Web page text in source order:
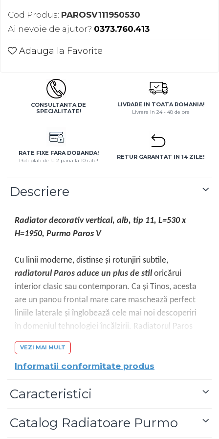
Cod Produs: PAROSV111950530
Ai nevoie de ajutor? 0373.760.413
Adauga la Favorite
CONSULTANTA DE
SPECIALITATE!
LIVRARE IN TOATA ROMANIA!
Livrare in 24 - 48 de ore
RATE FIXE FARA DOBANDA!
Poti plati de la 2 pana la 10 rate!
RETUR GARANTAT IN 14 ZILE!
Descriere
Radiator decorativ vertical, alb, tip 11, L=530 x
H=1950, Purmo Paros V
Cu linii moderne, distinse şi rotunjiri subtile,
radiatorul Paros aduce un plus de stil oricărui
interior clasic sau contemporan. Ca şi Tinos, acesta
are un panou frontal mare care maschează perfect
liniile laterale şi înglobează cele mai noi descoperiri
în domeniul tehnologiei încălzirii. Radiatorul Paros
afişează evident o eleganţă
sale rotunde. Întrucât ambele game de modele
radiază o căldură plăcută, cu certitudine vă veţi simţi
modelul ales.
Radiatoarele Paros V sunt disponibile in peste 200
culori RAL, plus o gamă exclusivă de
VEZI MAI MULT
Informatii conformitate produs
Caracteristici
Catalog Radiatoare Purmo